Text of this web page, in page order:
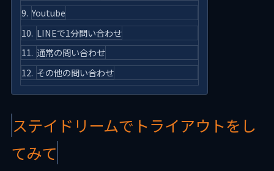
Youtube
LINEで1分問い合わせ
通常の問い合わせ
その他の問い合わせ
ステイドリームでトライアウトをし
てみて